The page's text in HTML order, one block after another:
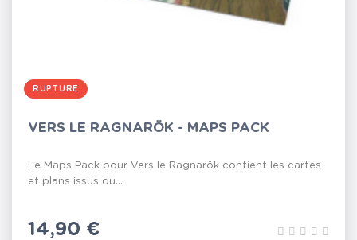
RUPTURE
VERS LE RAGNARÖK - MAPS PACK
Le Maps Pack pour Vers le Ragnarök contient les cartes
et plans issus du...
Prix
14,90 €